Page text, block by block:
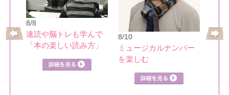
ぐ
8/8
速読や脳トレも学んで
「本の楽しい読み方」
8/10
ミュージカルナンバー
を楽しむ
8/12
色の
詳細を見る
詳細を見る